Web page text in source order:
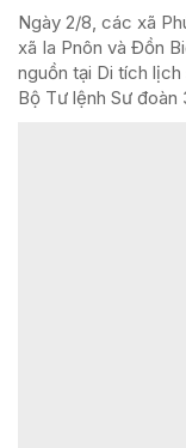
Ngày 2/8, các xã
xã Ia Pnôn và Đồn
nguồn tại Di tích
Bộ Tư lệnh Sư đoàn